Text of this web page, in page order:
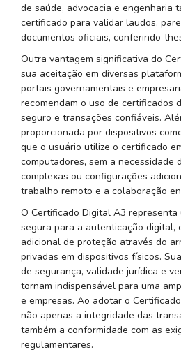
de saúde, advocacia e engenharia
certificado para validar laudos,
documentos oficiais, conferindo-
Outra vantagem significativa do
sua aceitação em diversas
portais governamentais e
recomendam o uso de certificados
seguro e transações confiáveis.
proporcionada por dispositivos
que o usuário utilize o certificado
computadores, sem a necessidade
complexas ou configurações
trabalho remoto e a colaboração
O Certificado Digital A3
segura para a autenticação digital,
adicional de proteção através do
privadas em dispositivos físicos.
de segurança, validade jurídica e
tornam indispensável para uma
e empresas. Ao adotar o
não apenas a integridade das
também a conformidade com as
regulamentares.